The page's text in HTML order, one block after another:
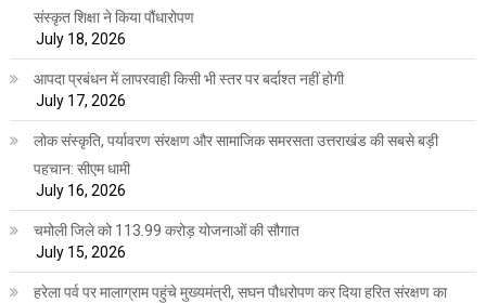
संस्कृत शिक्षा ने किया पौंधारोपण
July 18, 2026
आपदा प्रबंधन में लापरवाही किसी भी स्तर पर बर्दाश्त नहीं होगी
July 17, 2026
लोक संस्कृति, पर्यावरण संरक्षण और सामाजिक समरसता उत्तराखंड की सबसे बड़ी
पहचान: सीएम धामी
July 16, 2026
चमोली जिले को 113.99 करोड़ योजनाओं की सौगात
July 15, 2026
हरेला पर्व पर मालाग्राम पहुंचे मुख्यमंत्री, सघन पौधरोपण कर दिया हरित संरक्षण का